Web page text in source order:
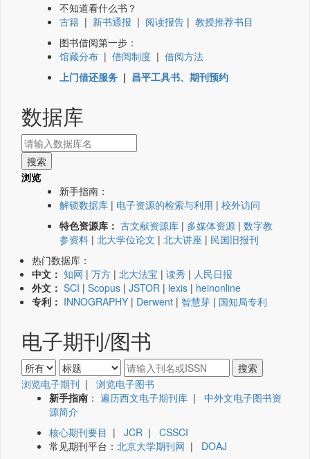
不知道看什么书？
古籍 | 新书通报 | 阅读报告 | 教授推荐书目
图书借阅第一步：
馆藏分布 | 借阅制度 | 借阅方法
上门借还服务 | 昌平工具书、期刊预约
数据库
浏览
新手指南：
解锁数据库 | 电子资源的检索与利用 | 校外访问
特色资源库： 古文献资源库 | 多媒体资源 | 数字教
参资料 | 北大学位论文 | 北大讲座 | 民国旧报刊
热门数据库：
中文： 知网 | 万方 | 北大法宝 | 读秀 | 人民日报
外文： SCI | Scopus | JSTOR | lexis | heinonline
专利： INNOGRAPHY | Derwent | 智慧芽 | 国知局专利
电子期刊/图书
浏览电子期刊 | 浏览电子图书
新手指南 ： 遍历西文电子期刊库 | 中外文电子图书资
源简介
核心期刊要目 | JCR | CSSCI
常见期刊平台： 北京大学期刊网 | DOAJ